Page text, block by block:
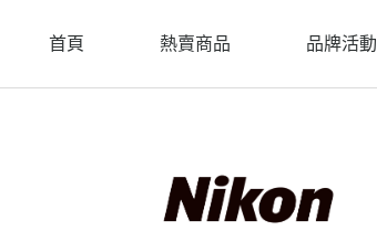
首頁 熱賣商品 品牌活動